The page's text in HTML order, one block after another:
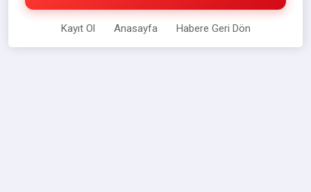
Kayıt Ol Anasayfa Habere Geri Dön